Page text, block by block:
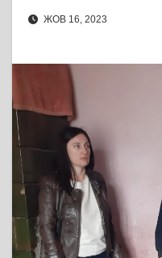
ЖОВ 16, 2023